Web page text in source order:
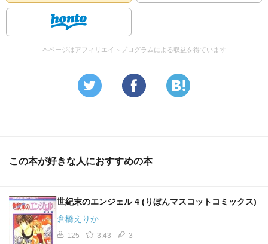
本ページはアフィリエイトプログラムによる収益を得ています
この本が好きな人におすすめの本
世紀末のエンジェル 4 (りぼんマスコットコミックス)
倉橋えりか
125 3.43 3